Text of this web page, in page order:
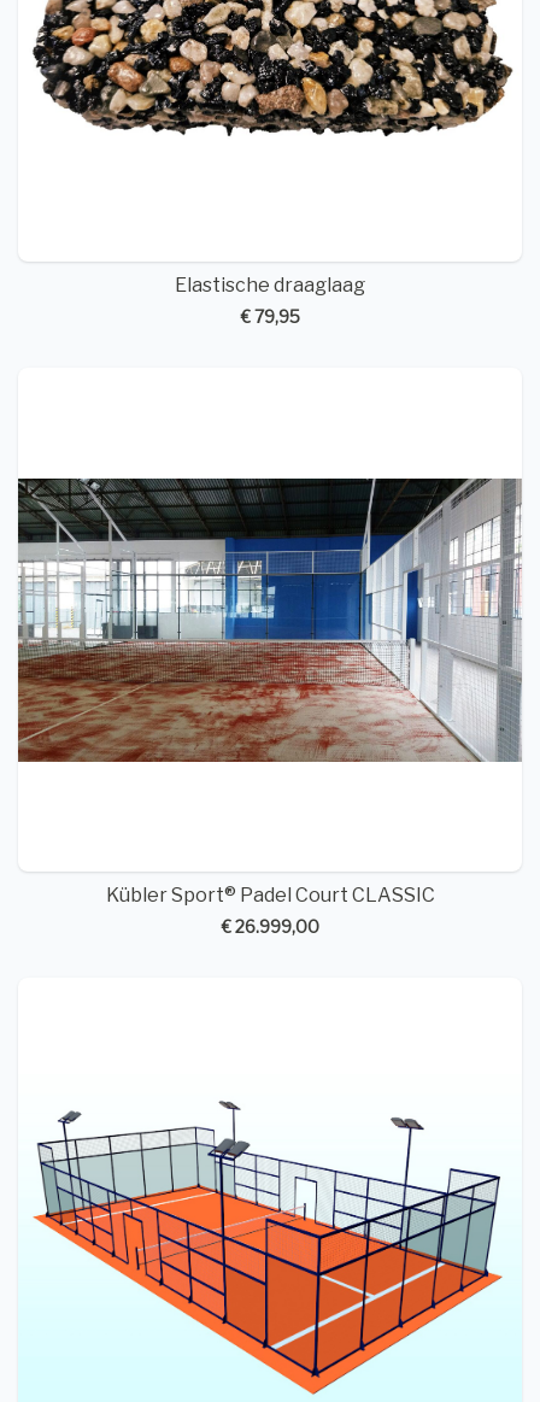
Elastische draaglaag
€ 79,95
Kübler Sport® Padel Court CLASSIC
€ 26.999,00